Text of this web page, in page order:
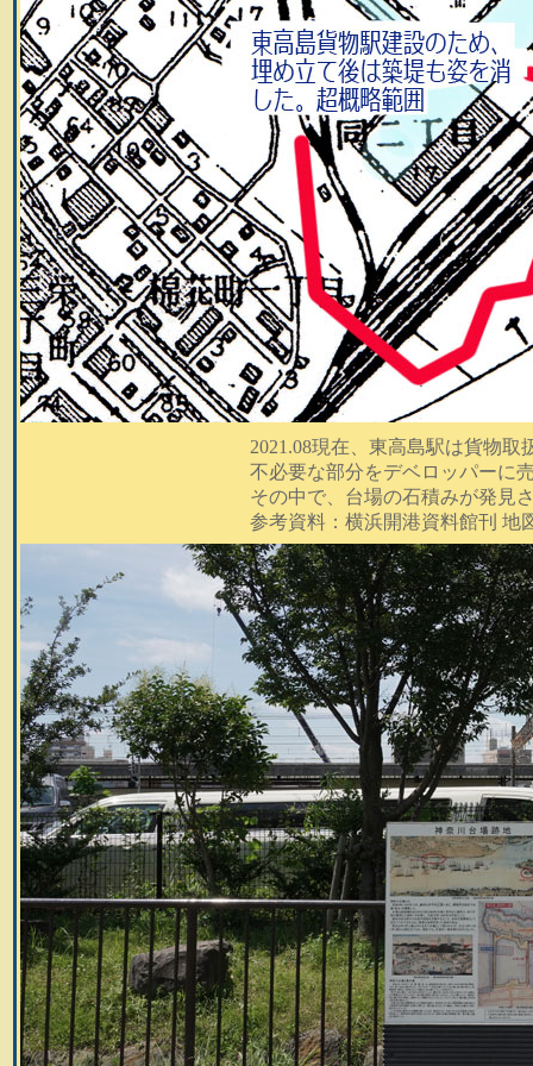
2021.08現在、東高島駅は貨物
不必要な部分をデベロッパーに
その中で、台場の石積みが発見
参考資料：横浜開港資料館刊 地